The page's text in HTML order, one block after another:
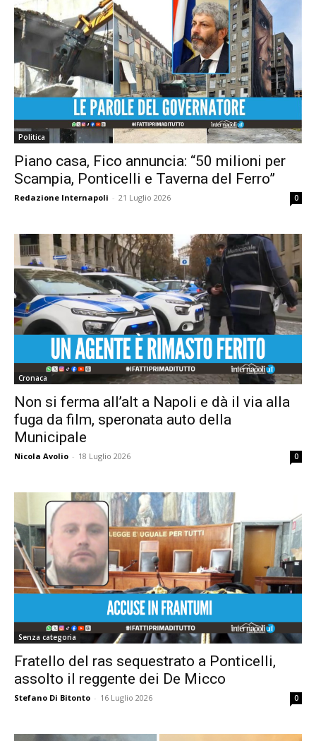
Politica
Piano casa, Fico annuncia: “50 milioni per
Scampia, Ponticelli e Taverna del Ferro”
Redazione Internapoli - 21 Luglio 2026 0
Cronaca
Non si ferma all’alt a Napoli e dà il via alla
fuga da film, speronata auto della
Municipale
Nicola Avolio - 18 Luglio 2026 0
Senza categoria
Fratello del ras sequestrato a Ponticelli,
assolto il reggente dei De Micco
Stefano Di Bitonto - 16 Luglio 2026 0